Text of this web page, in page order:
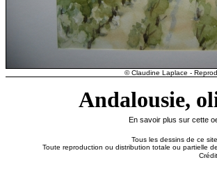
© Claudine Laplace -
Andalousie,
En savoir plus sur cette
Tous les dessins de ce
Toute reproduction ou distribution totale ou partielle